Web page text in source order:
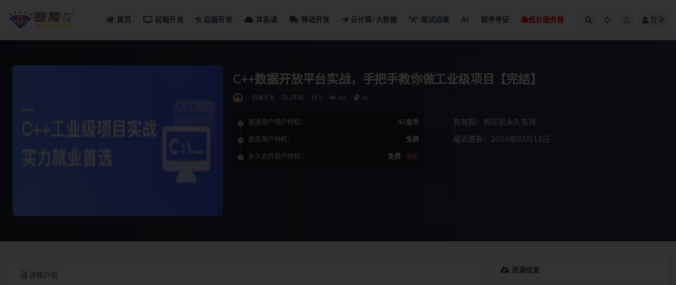
首页 前端开发 后端开发 体系课 移动开发 云计算/大数据 测试运维 AI 软考考证 低价服务器 登录
C++数据开放平台实战，手把手教你做工业级项目【完结】
后端开发 2年前 0 215 45
普通用户用户特权： 45金币
会员用户特权： 免费
永久会员用户特权： 免费 推荐
有效期：购买后永久有效
最近更新：2026年03月13日
详情介绍
资源信息